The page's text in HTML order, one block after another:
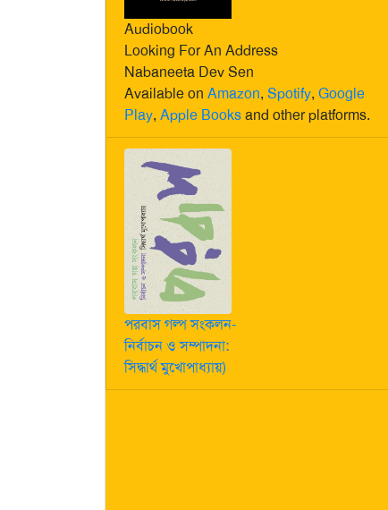
Audiobook
Looking For An Address
Nabaneeta Dev Sen
Available on Amazon, Spotify, Google
Play, Apple Booksand other platforms.
পরবাস গল্প সংকলন-
নির্বাচন ও সম্পাদনা:
সিদ্ধার্থ মুখোপাধ্যায়)